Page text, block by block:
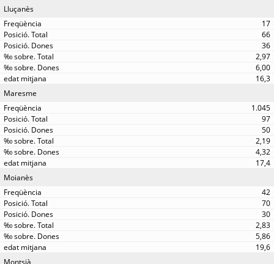
Lluçanès
17
66
36
2,97
6,00
16,3
Maresme
1.045
97
50
2,19
4,32
17,4
Moianès
42
70
30
2,83
5,86
19,6
Montsià